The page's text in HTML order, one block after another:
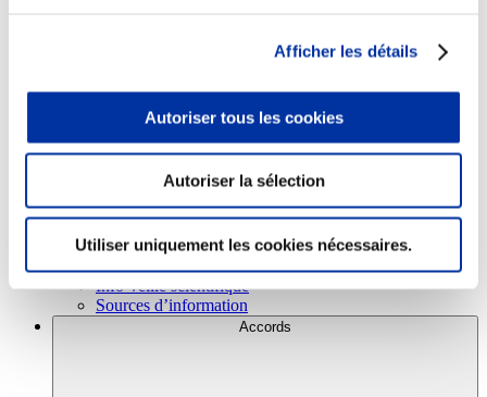
Afficher les détails
Autoriser tous les cookies
Autoriser la sélection
Utiliser uniquement les cookies nécessaires.
Consommation
Viandes et santé
Juste rémunération et attractivité des métiers
Info-veille scientifique
Sources d’information
Accords